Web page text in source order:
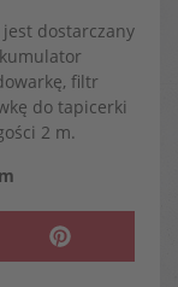
jest dostarczany
filtr
do tapicerki
2 m.
SHARE
P
I